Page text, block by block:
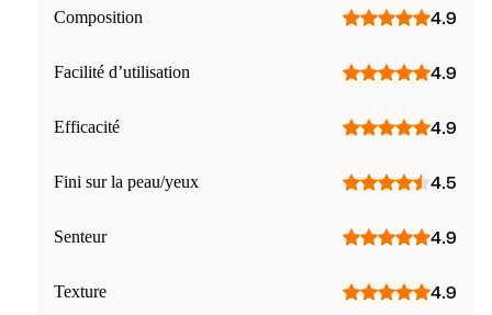
Composition 4.9
Facilité d’utilisation 4.9
Efficacité 4.9
Fini sur la peau/yeux 4.5
Senteur 4.9
Texture 4.9